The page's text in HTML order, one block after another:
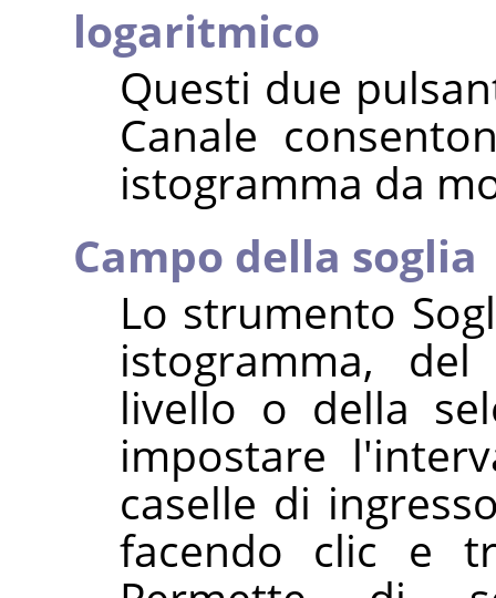
logaritmico
Questi due
Canale
istogramma da
Campo della soglia
Lo strumento
istogramma,
livello o della
impostare
caselle di
facendo clic e